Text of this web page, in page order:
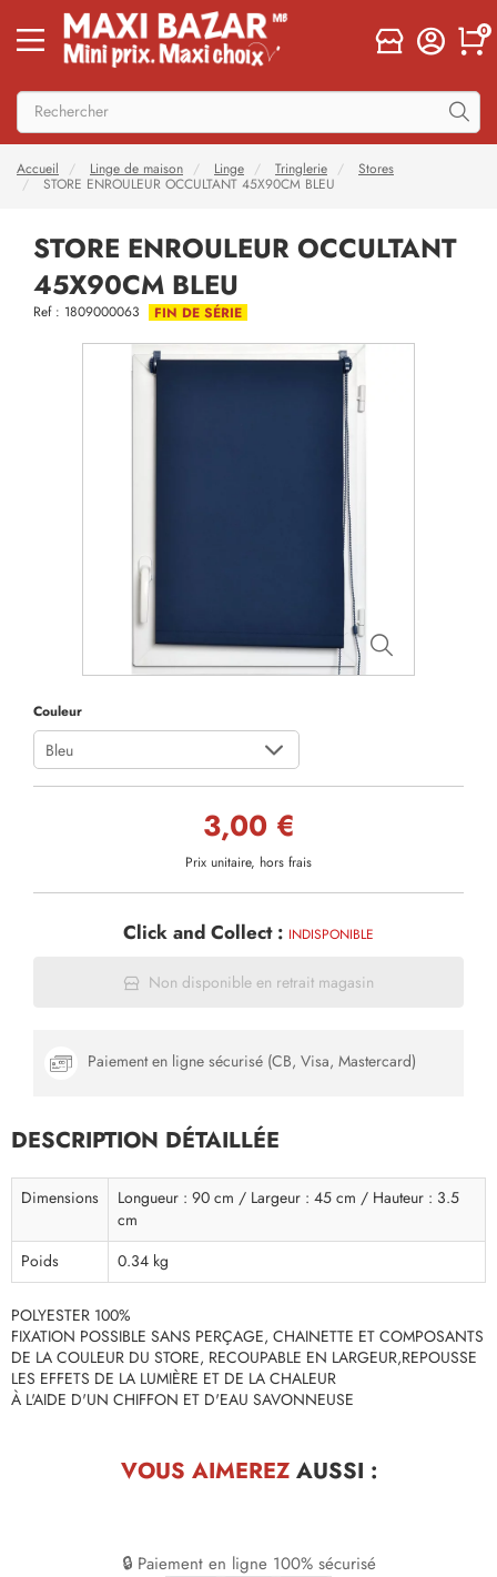
0
Accueil Linge de maison Linge Tringlerie
Stores
STORE ENROULEUR OCCULTANT 45X90CM BLEU
STORE ENROULEUR OCCULTANT
45X90CM BLEU
Ref : 1809000063 FIN DE SÉRIE
Couleur
Bleu
3,00 €
Prix unitaire, hors frais
Click and Collect : INDISPONIBLE
Non disponible en retrait magasin
Paiement en ligne sécurisé (CB, Visa, Mastercard)
DESCRIPTION DÉTAILLÉE
Dimensions
Longueur : 90 cm / Largeur : 45 cm / Hauteur : 3.5
cm
Poids
0.34 kg
POLYESTER 100%
FIXATION POSSIBLE SANS PERÇAGE, CHAINETTE ET COMPOSANTS
DE LA COULEUR DU STORE, RECOUPABLE EN LARGEUR,REPOUSSE
LES EFFETS DE LA LUMIÈRE ET DE LA CHALEUR
À L'AIDE D'UN CHIFFON ET D'EAU SAVONNEUSE
VOUS AIMEREZAUSSI :
🔒 Paiement en ligne 100% sécurisé